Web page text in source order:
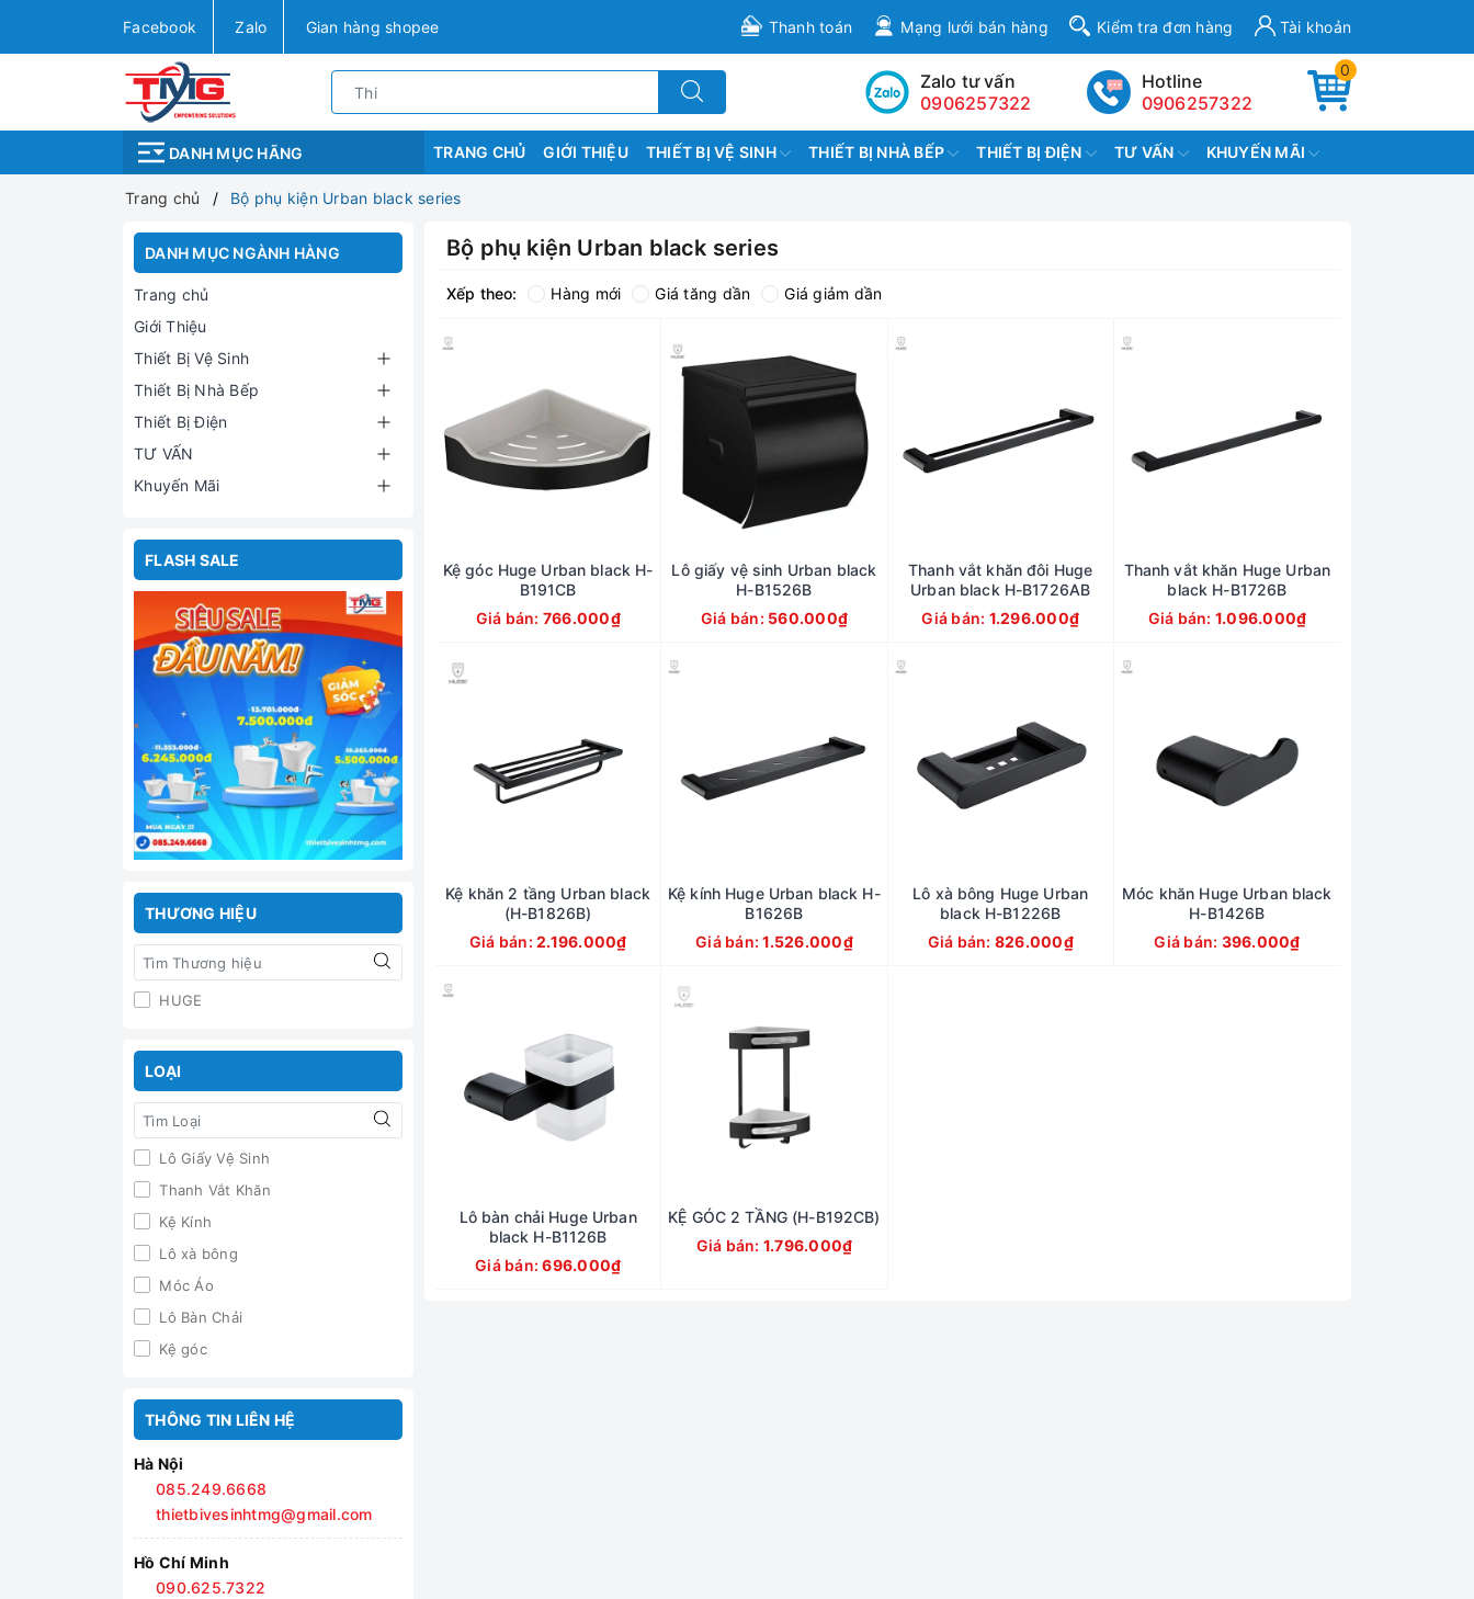
Facebook Zalo Gian hàng shopee Thanh toán Mạng lưới bán hàng Kiểm tra đơn hàng Tài khoản
0
Hotline
0906257322
Zalo tư vấn
0906257322
DANH MỤC HÃNG TRANG CHỦ GIỚI THIỆU THIẾT BỊ VỆ SINH THIẾT BỊ NHÀ BẾP THIẾT BỊ ĐIỆN TƯ VẤN KHUYẾN MÃI
Trang chủ Bộ phụ kiện Urban black series
DANH MỤC NGÀNH HÀNG
Trang chủ
Giới Thiệu
Thiết Bị Vệ Sinh
Thiết Bị Nhà Bếp
Thiết Bị Điện
TƯ VẤN
Khuyến Mãi
FLASH SALE
THƯƠNG HIỆU
HUGE
LOẠI
Lô Giấy Vệ Sinh
Thanh Vắt Khăn
Kệ Kính
Lô xà bông
Móc Áo
Lô Bàn Chải
Kệ góc
THÔNG TIN LIÊN HỆ
Hà Nội
085.249.6668
thietbivesinhtmg@gmail.com
Hồ Chí Minh
090.625.7322
Bộ phụ kiện Urban black series
Xếp theo: Hàng mới Giá tăng dần Giá giảm dần
Kệ góc Huge Urban black H-
B191CB
Giá bán: 766.000₫
Lô giấy vệ sinh Urban black
H-B1526B
Giá bán: 560.000₫
Thanh vắt khăn đôi Huge
Urban black H-B1726AB
Giá bán: 1.296.000₫
Thanh vắt khăn Huge Urban
black H-B1726B
Giá bán: 1.096.000₫
Kệ khăn 2 tầng Urban black
(H-B1826B)
Giá bán: 2.196.000₫
Kệ kính Huge Urban black H-
B1626B
Giá bán:1.526.000₫
Lô xà bông Huge Urban
black H-B1226B
Giá bán: 826.000₫
Móc khăn Huge Urban black
H-B1426B
Giá bán: 396.000₫
Lô bàn chải Huge Urban
black H-B1126B
Giá bán:696.000₫
KỆ GÓC 2 TẦNG (H-B192CB)
Giá bán: 1.796.000₫